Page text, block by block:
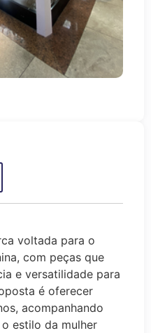
voltada para o
com peças que
e versatilidade para
é oferecer
acompanhando
estilo da mulher